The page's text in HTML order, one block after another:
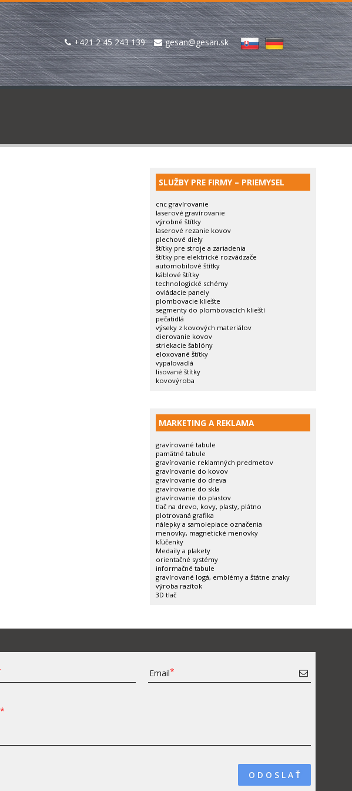
+421 2 45 243 139 gesan@gesan.sk
SLUŽBY PRE FIRMY – PRIEMYSEL
cnc gravírovanie
laserové gravírovanie
výrobné štítky
laserové rezanie kovov
plechové diely
štítky pre stroje a zariadenia
štítky pre elektrické rozvádzače
automobilové štítky
káblové štítky
technologické schémy
ovládacie panely
plombovacie kliešte
segmenty do plombovacích klieští
pečatidlá
výseky z kovových materiálov
dierovanie kovov
striekacie šablóny
eloxované štítky
vypalovadlá
lisované štítky
kovovýroba
MARKETING A REKLAMA
gravírované tabule
pamätné tabule
gravírovanie reklamných predmetov
gravírovanie do kovov
gravírovanie do dreva
gravírovanie do skla
gravírovanie do plastov
tlač na drevo, kovy, plasty, plátno
plotrovaná grafika
nálepky a samolepiace označenia
menovky, magnetické menovky
kľúčenky
Medaily a plakety
orientačné systémy
informačné tabule
gravírované logá, emblémy a štátne znaky
výroba razítok
3D tlač
Email
O D O S L A Ť